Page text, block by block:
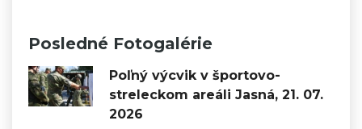
Posledné Fotogalérie
Poľný výcvik v športovo-
streleckom areáli Jasná, 21. 07.
2026